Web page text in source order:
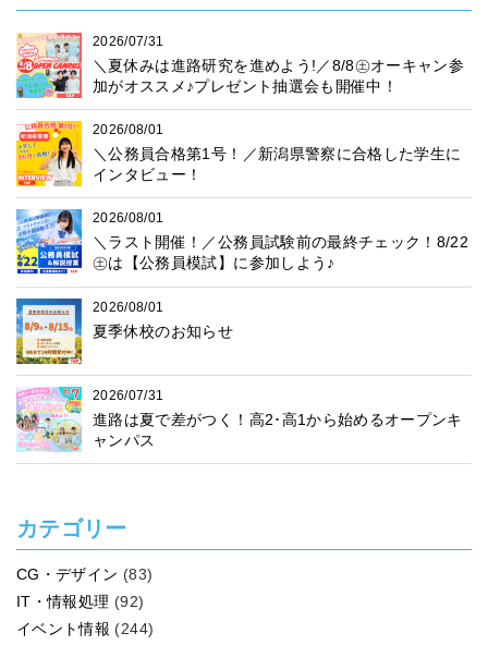
2026/07/31
＼夏休みは進路研究を進めよう!／8/8㊏オーキャン参
加がオススメ♪プレゼント抽選会も開催中！
2026/08/01
＼公務員合格第1号！／新潟県警察に合格した学生に
インタビュー！
2026/08/01
＼ラスト開催！／公務員試験前の最終チェック！8/22
㊏は【公務員模試】に参加しよう♪
2026/08/01
夏季休校のお知らせ
2026/07/31
進路は夏で差がつく！高2･高1から始めるオープンキ
ャンパス
カテゴリー
CG・デザイン (83)
IT・情報処理 (92)
イベント情報 (244)